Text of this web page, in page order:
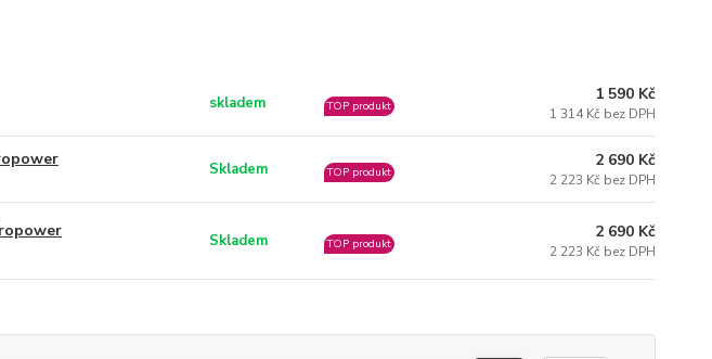
skladem TOP produkt
1 590 Kč
1 314 Kč bez DPH
Skladem TOP produkt
2 690 Kč
2 223 Kč bez DPH
Skladem TOP produkt
2 690 Kč
2 223 Kč bez DPH